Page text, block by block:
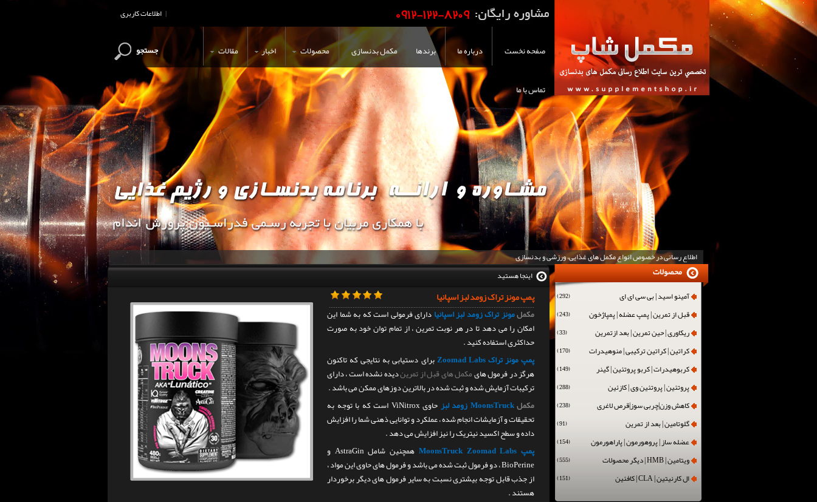
اطلاعات کاربری |
صفحه نخست درباره ما برندها مکمل بدنسازی محصولات اخبار مقالات
تماس با ما
جستجو
اطلاع رسانی در خصوص انواع مکمل های غذایی، ورزشی و بدنسازی
این وب سایت جهت اطلاع رسانی و
اینجا هستید
پمپ مونز تراک زومد لبز اسپانیا
مکملمونز تراک زومد لبز اسپانیادارای فرمولی است که به شما این
امکان را می دهد تا در هر نوبت تمرین ، از تمام توان خود به صورت
حداکثری استفاده کنید .
پمپ مونز تراک Zoomad Labs
برای دستیابی به نتایجی که تاکنون
هرگز در فرمول هایمکمل های قبل از تمریندیده نشده است ، دارای
ترکیبات آزمایش شده و ثبت شده در بالاترین دوزهای ممکن می باشد .
مکملMoonsTruck زومد لبز
حاوی ViNitrox است که با توجه به
تحقیقات و آزمایشات انجام شده ، عملکرد و توانایی ذهنی شما را افزایش
داده و سطح اکسید نیتریک را نیز افزایش می دهد .
پمپ MoonsTruck Zoomad Labs
همچنین شامل AstraGin و
BioPerine ، دو فرمول ثبت شده می باشد و فرمول های حاوی این مواد ،
از جذب قابل توجه بیشتری نسبت به سایر فرمول های دیگر برخوردار
هستند .
آمینو اسید | بی سی ای ای (292)
قبل از تمرین | پمپ عضله | پمپاژخون (243)
ریکاوری | حین تمرین | بعد ازتمرین (33)
کراتین | کراتین ترکیبی | منوهیدرات (170)
کربوهیدرات | کربو پروتئین | گینر (149)
پروتئین | پروتئین وی | کازئین (288)
کاهش وزن|چربی سوز|قرص لاغری (238)
گلوتامین | بعد از تمرین (91)
عضله ساز | پروهورمون | پاراهورمون (154)
ویتامین | HMB | دیگر محصولات (555)
ال کارنیتین | CLA | کافئین (151)
محصولات